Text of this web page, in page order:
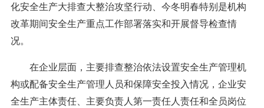
化安全生产大排查大整治攻坚行动、今冬明春特别是机构
改革期间安全生产重点工作部署落实和开展督导检查情
况。
在企业层面，主要排查整治依法设置安全生产管理机
构或配备安全生产管理人员和保障安全投入情况，企业安
全生产主体责任、主要负责人第一责任人责任和全员岗位